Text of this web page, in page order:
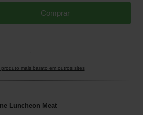
Comprar
mais barato em outros sites
Luncheon Meat